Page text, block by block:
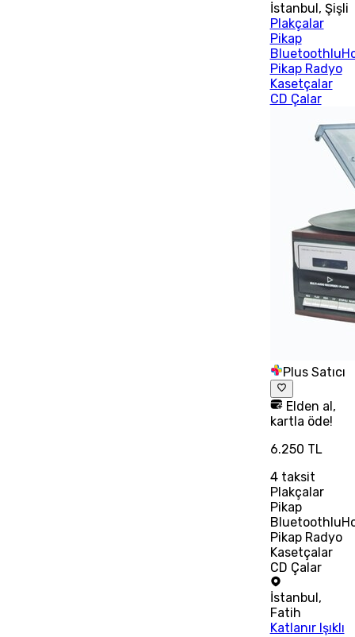
İstanbul , Şişli
Plakçalar
Pikap
Pikap Radyo
Kasetçalar
CD Çalar
Plus Satıcı
Elden al,
kartla öde!
6.250 TL
4taksit
Plakçalar
Pikap
Pikap Radyo
Kasetçalar
CD Çalar
İstanbul,
Fatih
Katlanır Işıklı